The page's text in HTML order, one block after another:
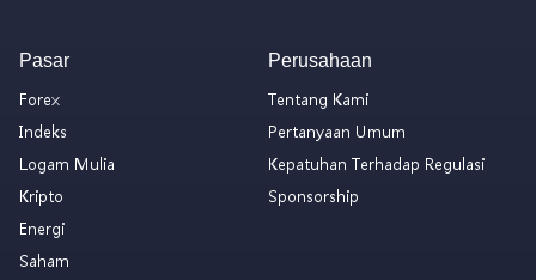
Pasar
Forex
Indeks
Logam Mulia
Kripto
Energi
Saham
Perusahaan
Tentang Kami
Pertanyaan Umum
Kepatuhan Terhadap Regulasi
Sponsorship